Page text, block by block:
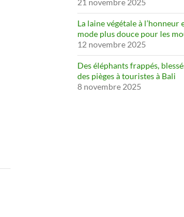
21 novembre 2025
La laine végétale à l’honneur
mode plus douce pour les
12 novembre 2025
Des éléphants frappés,
des pièges à touristes à Bali
8 novembre 2025